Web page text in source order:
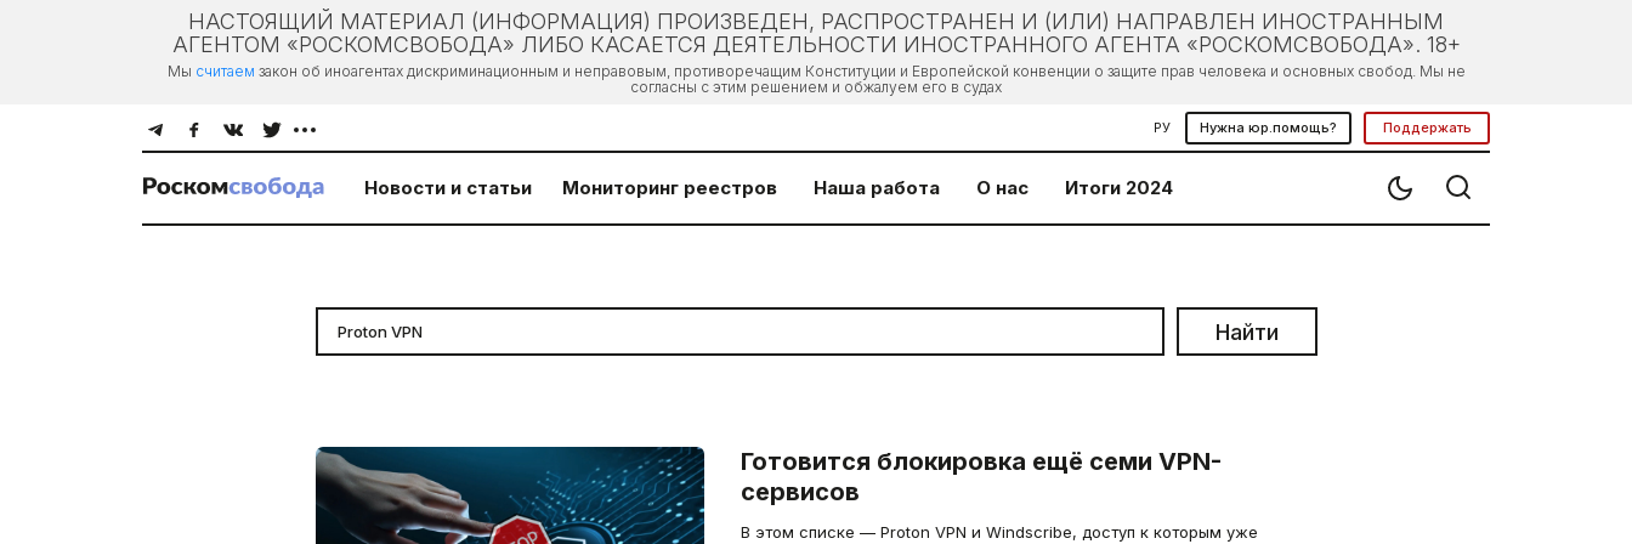
НАСТОЯЩИЙ МАТЕРИАЛ (ИНФОРМАЦИЯ) ПРОИЗВЕДЕН, РАСПРОСТРАНЕН И (ИЛИ) НАПРАВЛЕН ИНОСТРАННЫМ
АГЕНТОМ «РОСКОМСВОБОДА» ЛИБО КАСАЕТСЯ ДЕЯТЕЛЬНОСТИ ИНОСТРАННОГО АГЕНТА «РОСКОМСВОБОДА». 18+
Мы считаем закон об иноагентах дискриминационным и неправовым, противоречащим Конституции и Европейской конвенции о защите прав человека и основных свобод. Мы не
согласны с этим решением и обжалуем его в судах
РУ Нужна юр.помощь? Поддержать
Новости и статьи Мониторинг реестров Наша работа О нас Итоги 2024
Найти
Готовится блокировка ещё семи VPN-
сервисов
В этом списке — Proton VPN и Windscribe, доступ к которым уже